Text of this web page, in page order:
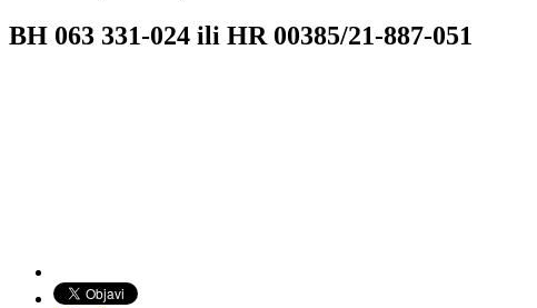
BH 063 331-024 ili HR 00385/21-887-051